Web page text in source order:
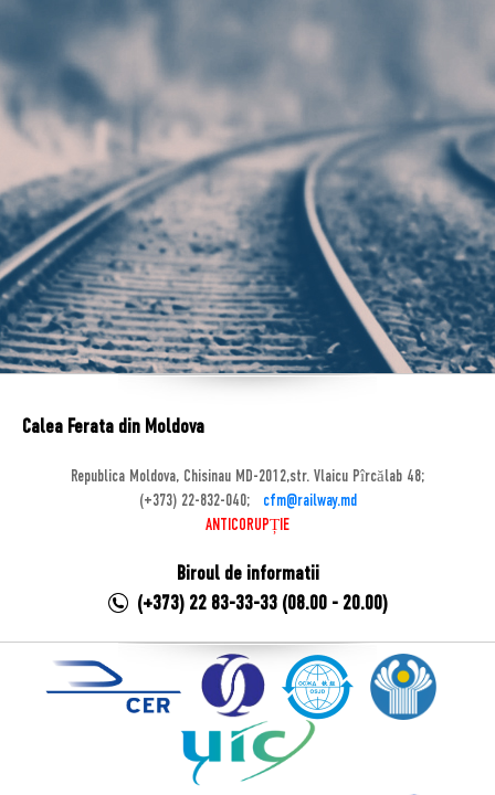
Calea Ferata din Moldova
Republica Moldova, Chisinau MD-2012,str. Vlaicu Pîrcălab 48;
(+373) 22-832-040;
cfm@railway.md
ANTICORUPȚIE
Biroul de informatii
(+373) 22 83-33-33 (08.00 - 20.00)